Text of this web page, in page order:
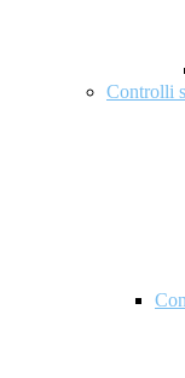
Controlli